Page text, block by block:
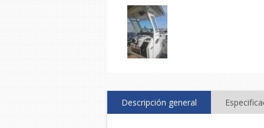
Descripción general